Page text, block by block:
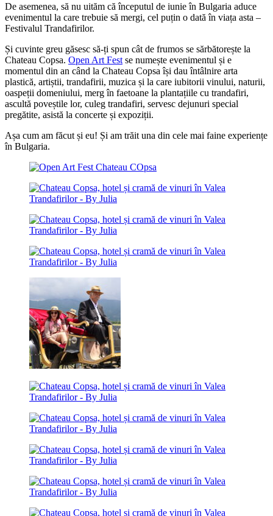
De asemenea, să nu uităm că începutul de iunie în Bulgaria aduce
evenimentul la care trebuie să mergi, cel puțin o dată în viața asta –
Festivalul Trandafirilor.
Și cuvinte greu găsesc să-ți spun cât de frumos se sărbătorește la
Chateau Copsa. Open Art Fest se numește evenimentul și e
momentul din an când la Chateau Copsa își dau întâlnire arta
plastică, artiștii, trandafirii, muzica și la care iubitorii vinului, naturii,
oaspeții domeniului, merg în faetoane la plantațiile cu trandafiri,
ascultă poveștile lor, culeg trandafiri, servesc dejunuri special
pregătite, asistă la concerte și expoziții.
Așa cum am făcut și eu! Și am trăit una din cele mai faine experiențe
în Bulgaria.